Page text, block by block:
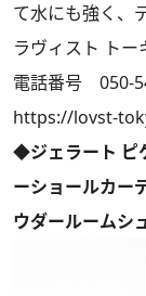
て水にも強く、
ラヴィスト トー
電話番号 050-
https://lovst-
◆ジェラート ピ
ーショールカー
ウダールームシ